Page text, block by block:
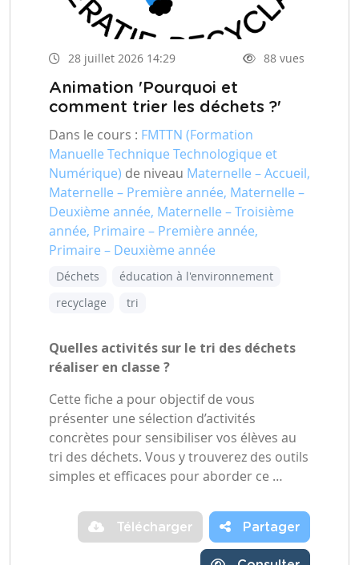
28 juillet 2026 14:29 88 vues
Animation 'Pourquoi et
comment trier les déchets ?'
Dans le cours : FMTTN (Formation
Manuelle Technique Technologique et
Numérique) de niveau Maternelle – Accueil,
Maternelle – Première année, Maternelle –
Deuxième année, Maternelle – Troisième
année, Primaire – Première année,
Primaire – Deuxième année
Déchets
éducation à l'environnement
recyclage
tri
Quelles activités sur le tri des déchets
réaliser en classe ?
Cette fiche a pour objectif de vous
présenter une sélection d’activités
concrètes pour sensibiliser vos élèves au
tri des déchets. Vous y trouverez des outils
simples et efficaces pour aborder ce …
Télécharger Partager